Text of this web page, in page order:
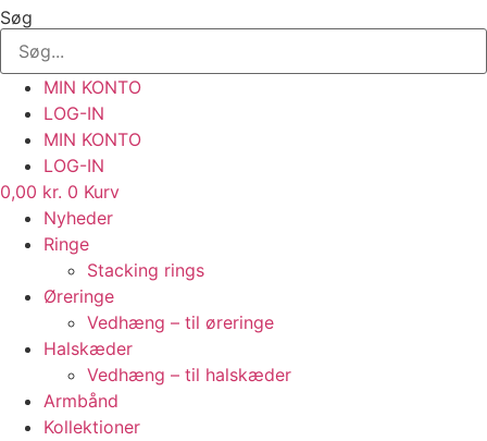
Søg
MIN KONTO
LOG-IN
MIN KONTO
LOG-IN
0,00 kr. 0 Kurv
Nyheder
Ringe
Stacking rings
Øreringe
Vedhæng – til øreringe
Halskæder
Vedhæng – til halskæder
Armbånd
Kollektioner